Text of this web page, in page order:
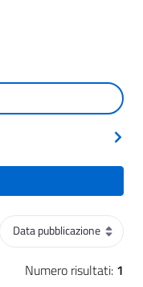
Ordinamento
Numero risultati: 1